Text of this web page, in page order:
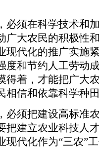
须在科学技术和
广大农民的积极性
现代化的推广实施
度和节约人工劳动
得着，才能把广大
相信和依靠科学种
须把建设高标准
把建立农业科技人
现代化作为“三农”